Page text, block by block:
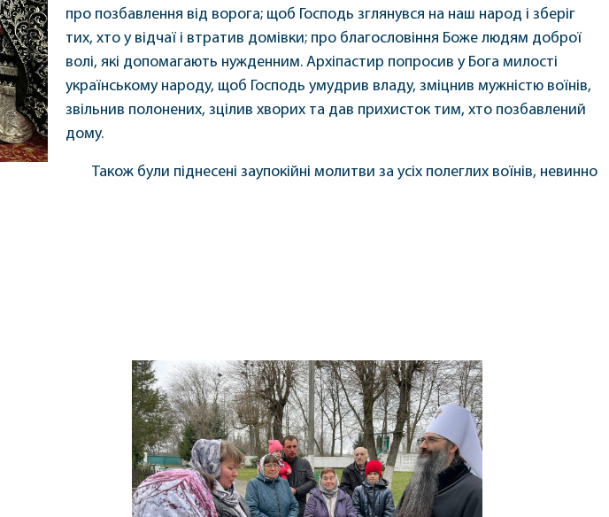
про позбавлення від ворога; щоб Господь зглянувся на наш народ і зберіг
тих, хто у відчаї і втратив домівки; про благословіння Боже людям доброї
волі, які допомагають нужденним. Архіпастир попросив у Бога милості
українському народу, щоб Господь умудрив владу, зміцнив мужністю воїнів,
звільнив полонених, зцілив хворих та дав прихисток тим, хто позбавлений
дому.
Також були піднесені заупокійні молитви за усіх полеглих воїнів, невинно